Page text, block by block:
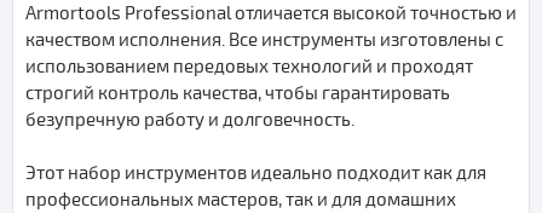
Armortools Professional отличается высокой точностью и
качеством исполнения. Все инструменты изготовлены с
использованием передовых технологий и проходят
строгий контроль качества, чтобы гарантировать
безупречную работу и долговечность.
Этот набор инструментов идеально подходит как для
профессиональных мастеров, так и для домашних